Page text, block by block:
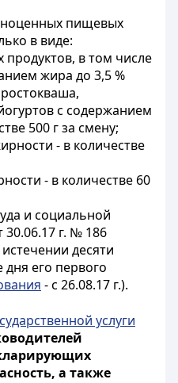
пищевых
в виде:
в том числе
жира до 3,5 %
с содержанием
500 г за смену;
- в количестве
- в количестве 60
и социальной
г. № 186
десяти
его первого
- с 26.08.17 г.).
услуги
а также